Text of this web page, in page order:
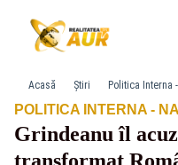
Acasă Știri Politica Interna
POLITICA INTERNA -
Grindeanu îl